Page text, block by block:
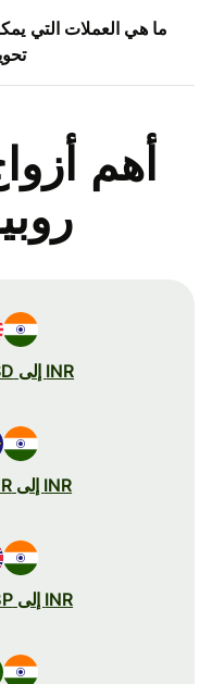
ما هي العملات التي
أهم
INR إلى USD
INR إلى EUR
INR إلى GBP